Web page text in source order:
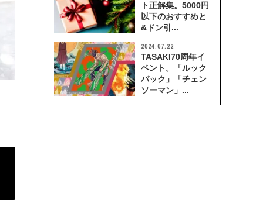
ト正解集。5000円
以下のおすすめと
&ドン引...
2024.07.22
TASAKI70周年イ
ベント。「ルック
バック」「チェン
ソーマン」...